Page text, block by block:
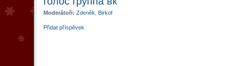
Moderátoři: Zdeněk Birkof
Přidat příspěvek